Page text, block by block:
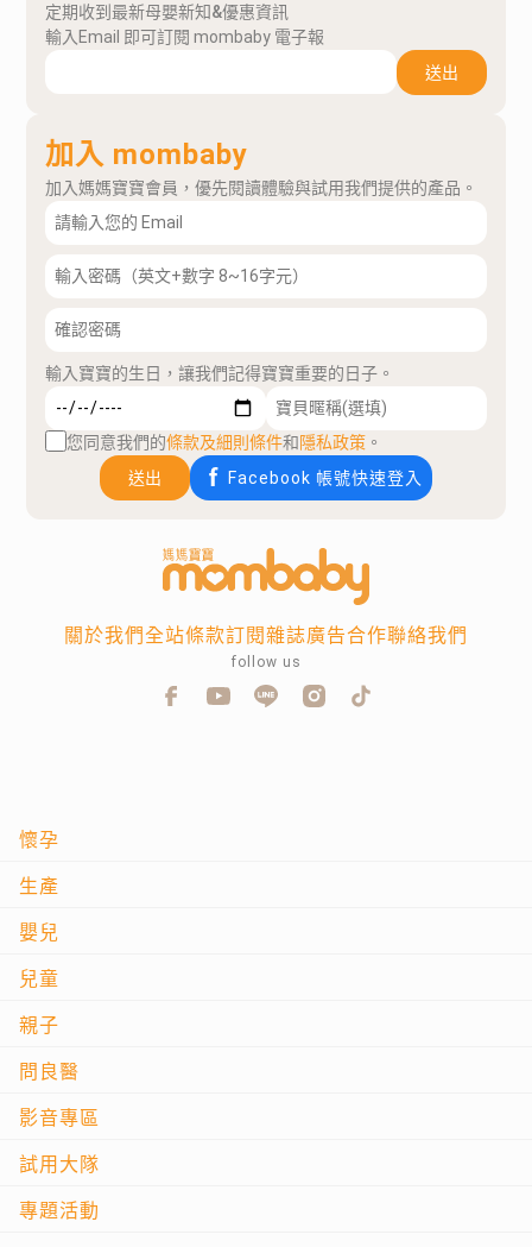
定期收到最新母嬰新知&優惠資訊
輸入Email 即可訂閱 mombaby 電子報
送出
加入 mombaby
加入媽媽寶寶會員，優先閱讀體驗與試用我們提供的產品。
輸入寶寶的生日，讓我們記得寶寶重要的日子。
您同意我們的條款及細則條件和隱私政策 。
送出
Facebook 帳號快速登入
懷孕
生產
嬰兒
兒童
親子
問良醫
影音專區
試用大隊
專題活動
關於我們全站條款訂閱雜誌廣告合作聯絡我們
follow us